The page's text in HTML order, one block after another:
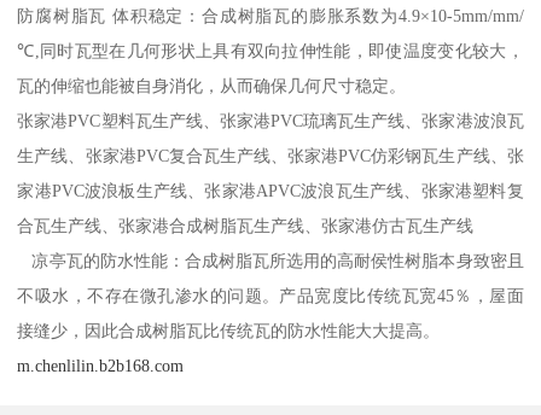
防腐树脂瓦 体积稳定：合成树脂瓦的膨胀系数为4.9×10-5mm/mm/
℃,同时瓦型在几何形状上具有双向拉伸性能，即使温度变化较大，
瓦的伸缩也能被自身消化，从而确保几何尺寸稳定。
张家港PVC塑料瓦生产线、张家港PVC琉璃瓦生产线、张家港波浪瓦
生产线、张家港PVC复合瓦生产线、张家港PVC仿彩钢瓦生产线、张
家港PVC波浪板生产线、张家港APVC波浪瓦生产线、张家港塑料复
合瓦生产线、张家港合成树脂瓦生产线、张家港仿古瓦生产线
凉亭瓦的防水性能：合成树脂瓦所选用的高耐侯性树脂本身致密且
不吸水，不存在微孔渗水的问题。产品宽度比传统瓦宽45％，屋面
接缝少，因此合成树脂瓦比传统瓦的防水性能大大提高。
m.chenlilin.b2b168.com